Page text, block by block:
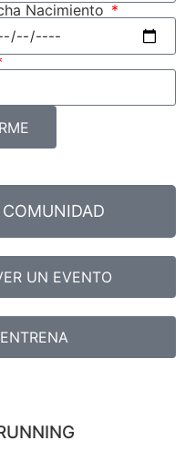
Nacimiento
UN EVENTO